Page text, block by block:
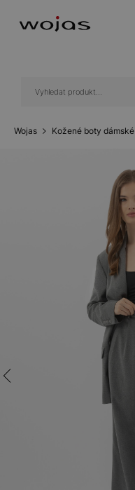
Wojas Kožené boty dámské